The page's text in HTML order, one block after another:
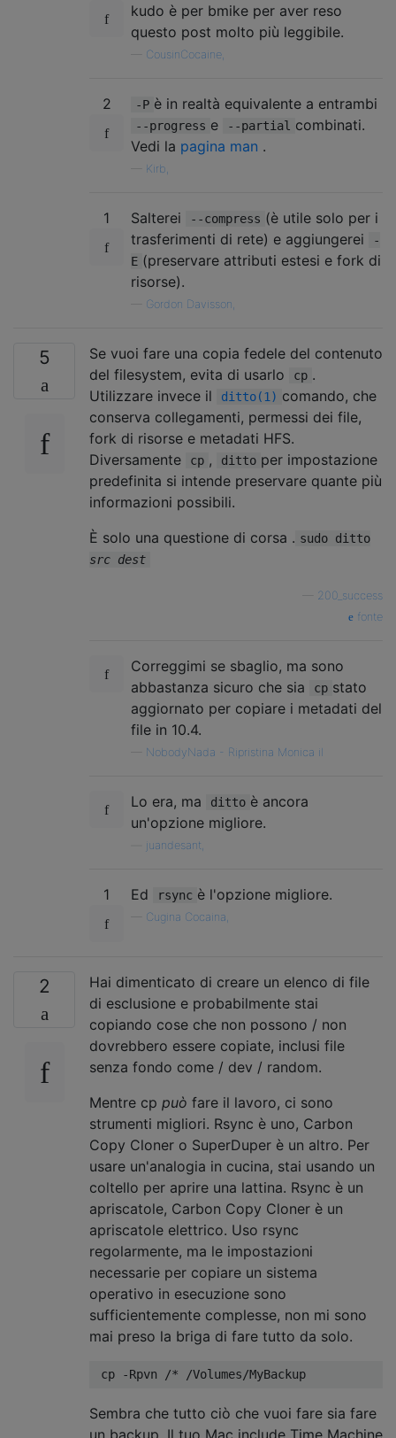
kudo è per bmike per aver reso
questo post molto più leggibile.
CousinCocaine,
2 -P è in realtà equivalente a entrambi
--progress e --partial combinati.
Vedi la pagina man .
Kirb,
1 Salterei --compress (è utile solo per i
trasferimenti di rete) e aggiungerei
-
E (preservare attributi estesi e fork di
risorse).
Gordon Davisson,
5
Se vuoi fare una copia fedele del contenuto
del filesystem, evita di usarlo
cp .
Utilizzare invece il
ditto(1) comando, che
conserva collegamenti, permessi dei file,
fork di risorse e metadati HFS.
Diversamente
cp , ditto per impostazione
predefinita si intende preservare quante più
informazioni possibili.
È solo una questione di corsa . sudo ditto
src dest
200_success
fonte
Correggimi se sbaglio, ma sono
abbastanza sicuro che sia
cp stato
aggiornato per copiare i metadati del
file in 10.4.
NobodyNada - Ripristina Monica il
Lo era, ma ditto è ancora
un'opzione migliore.
juandesant,
1 Ed rsync è l'opzione migliore.
Cugina Cocaina,
2
Hai dimenticato di creare un elenco di file
di esclusione e probabilmente stai
copiando cose che non possono / non
dovrebbero essere copiate, inclusi file
senza fondo come / dev / random.
Mentre cp può fare il lavoro, ci sono
strumenti migliori. Rsync è uno, Carbon
Copy Cloner o SuperDuper è un altro. Per
usare un'analogia in cucina, stai usando un
coltello per aprire una lattina. Rsync è un
apriscatole, Carbon Copy Cloner è un
apriscatole elettrico. Uso rsync
regolarmente, ma le impostazioni
necessarie per copiare un sistema
operativo in esecuzione sono
sufficientemente complesse, non mi sono
mai preso la briga di fare tutto da solo.
Sembra che tutto ciò che vuoi fare sia fare
un backup. Il tuo Mac include Time Machine